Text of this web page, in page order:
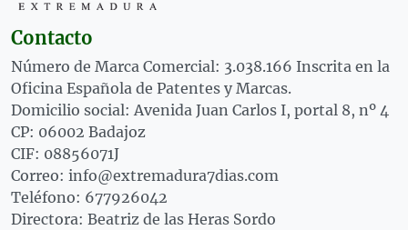
Contacto
Número de Marca Comercial: 3.038.166 Inscrita en la
Oficina Española de Patentes y Marcas.
Domicilio social: Avenida Juan Carlos I, portal 8, nº 4
CP: 06002 Badajoz
CIF: 08856071J
Correo: info@extremadura7dias.com
Teléfono: 677926042
Directora: Beatriz de las Heras Sordo